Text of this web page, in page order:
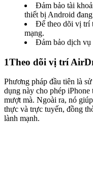
Đảm bảo tài
thiết bị Android
Để theo dõi vị trí
mạng.
Đảm bảo dịch vụ
1Theo dõi vị trí
Phương pháp đầu tiên là
dụng này cho phép
mượt mà. Ngoài ra, nó
thực và trực tuyến, đồng
lành mạnh.